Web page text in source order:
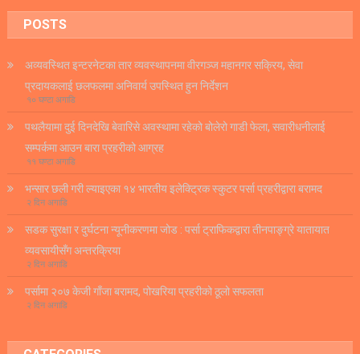
POSTS
अव्यवस्थित इन्टरनेटका तार व्यवस्थापनमा वीरगञ्ज महानगर सक्रिय, सेवा
प्रदायकलाई छलफलमा अनिवार्य उपस्थित हुन निर्देशन
१० घण्टा अगाडि
पथलैयामा दुई दिनदेखि बेवारिसे अवस्थामा रहेको बोलेरो गाडी फेला, सवारीधनीलाई
सम्पर्कमा आउन बारा प्रहरीको आग्रह
११ घण्टा अगाडि
भन्सार छली गरी ल्याइएका १४ भारतीय इलेक्ट्रिक स्कुटर पर्सा प्रहरीद्वारा बरामद
२ दिन अगाडि
सडक सुरक्षा र दुर्घटना न्यूनीकरणमा जोड : पर्सा ट्राफिकद्वारा तीनपाङ्ग्रे यातायात
व्यवसायीसँग अन्तरक्रिया
२ दिन अगाडि
पर्सामा २०७ केजी गाँजा बरामद, पोखरिया प्रहरीको ठूलो सफलता
२ दिन अगाडि